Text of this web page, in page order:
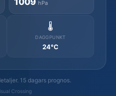
hPa
🌡️
DAGGPUNKT
24°C
15 dagars prognos.
Crossing